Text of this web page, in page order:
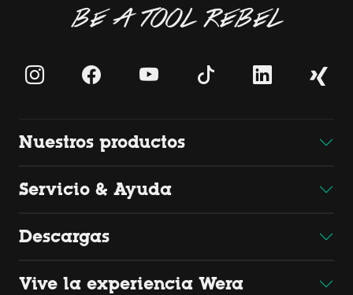
BE A TOOL REBEL
Nuestros productos
Servicio & Ayuda
Descargas
Vive la experiencia Wera